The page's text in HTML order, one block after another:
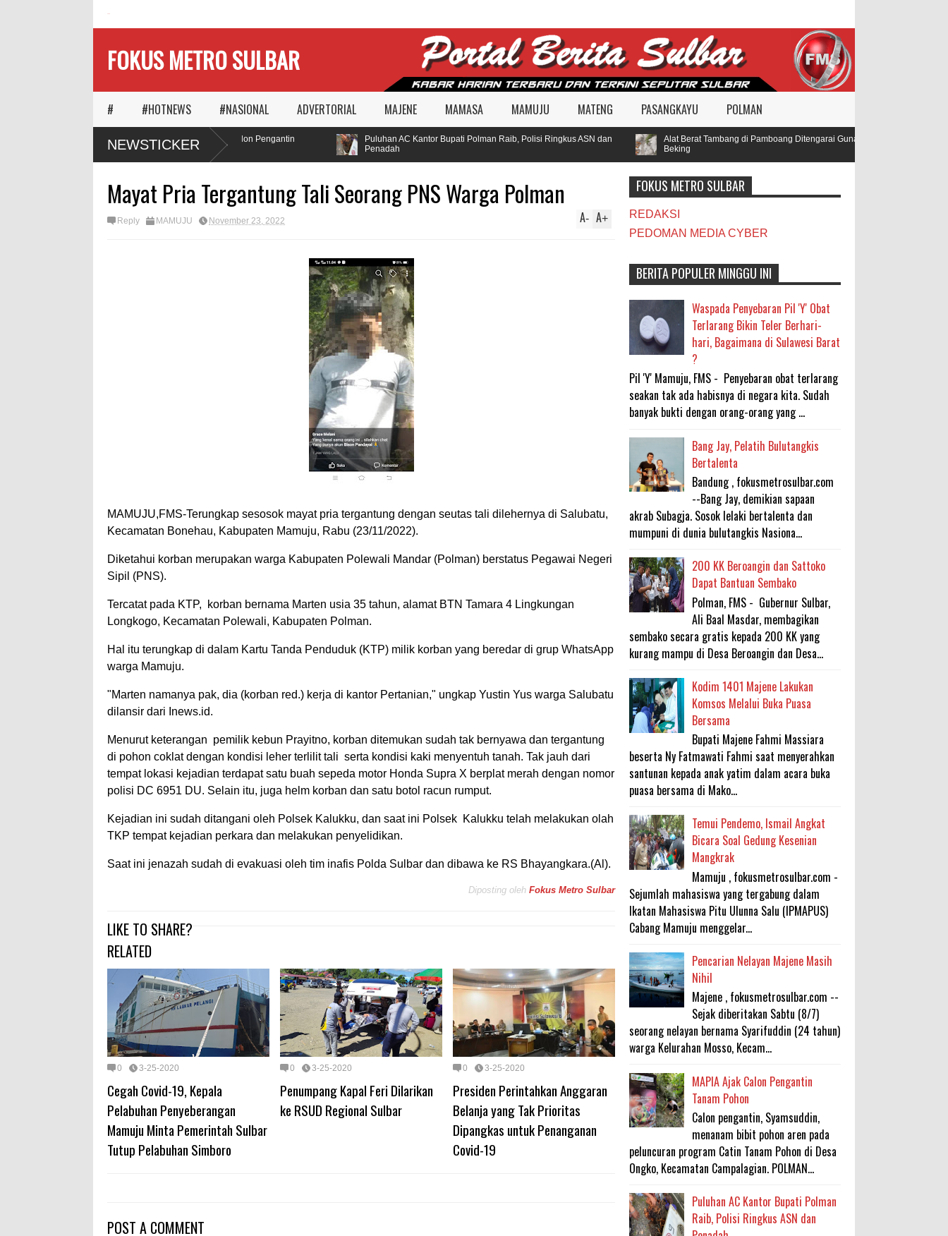
FOKUS METRO SULBAR
# #HOTNEWS #NASIONAL ADVERTORIAL MAJENE MAMASA MAMUJU MATENG PASANGKAYU POLMAN
NEWSTICKERMAPIA Ajak Calon Pengantin
Tanam Pohon
Puluhan AC Kantor Bupati Polman Raib, Polisi Ringkus ASN dan
Penadah
Alat Berat Tambang di Pamboang Ditengarai Gunakan BBM Subsidi,
Beking
Mayat Pria Tergantung Tali Seorang PNS Warga Polman
Reply MAMUJU November 23, 2022 A+
A-
MAMUJU,FMS-Terungkap sesosok mayat pria tergantung dengan seutas tali dilehernya di Salubatu,
Kecamatan Bonehau, Kabupaten Mamuju, Rabu (23/11/2022).
Diketahui korban merupakan warga Kabupaten Polewali Mandar (Polman) berstatus Pegawai Negeri
Sipil (PNS).
Tercatat pada KTP, korban bernama Marten usia 35 tahun, alamat BTN Tamara 4 Lingkungan
Longkogo, Kecamatan Polewali, Kabupaten Polman.
Hal itu terungkap di dalam Kartu Tanda Penduduk (KTP) milik korban yang beredar di grup WhatsApp
warga Mamuju.
"Marten namanya pak, dia (korban red.) kerja di kantor Pertanian," ungkap Yustin Yus warga Salubatu
dilansir dari Inews.id.
Menurut keterangan pemilik kebun Prayitno, korban ditemukan sudah tak bernyawa dan tergantung
di pohon coklat dengan kondisi leher terlilit tali serta kondisi kaki menyentuh tanah. Tak jauh dari
tempat lokasi kejadian terdapat satu buah sepeda motor Honda Supra X berplat merah dengan nomor
polisi DC 6951 DU. Selain itu, juga helm korban dan satu botol racun rumput.
Kejadian ini sudah ditangani oleh Polsek Kalukku, dan saat ini Polsek Kalukku telah melakukan olah
TKP tempat kejadian perkara dan melakukan penyelidikan.
Saat ini jenazah sudah di evakuasi oleh tim inafis Polda Sulbar dan dibawa ke RS Bhayangkara.(Al).
Diposting oleh Fokus Metro Sulbar
LIKE TO SHARE?
RELATED
0 3-25-2020
Cegah Covid-19, Kepala
Pelabuhan Penyeberangan
Mamuju Minta Pemerintah Sulbar
Tutup Pelabuhan Simboro
0 3-25-2020
Penumpang Kapal Feri Dilarikan
ke RSUD Regional Sulbar
0 3-25-2020
Presiden Perintahkan Anggaran
Belanja yang Tak Prioritas
Dipangkas untuk Penanganan
Covid-19
POST A COMMENT
FOKUS METRO SULBAR
REDAKSI
PEDOMAN MEDIA CYBER
BERITA POPULER MINGGU INI
Waspada Penyebaran Pil 'Y' Obat
Terlarang Bikin Teler Berhari-
hari, Bagaimana di Sulawesi Barat
?
Pil 'Y' Mamuju, FMS - Penyebaran obat terlarang
seakan tak ada habisnya di negara kita. Sudah
banyak bukti dengan orang-orang yang ...
Bang Jay, Pelatih Bulutangkis
Bertalenta
Bandung , fokusmetrosulbar.com
--Bang Jay, demikian sapaan
akrab Subagja. Sosok lelaki bertalenta dan
mumpuni di dunia bulutangkis Nasiona...
200 KK Beroangin dan Sattoko
Dapat Bantuan Sembako
Polman, FMS - Gubernur Sulbar,
Ali Baal Masdar, membagikan
sembako secara gratis kepada 200 KK yang
kurang mampu di Desa Beroangin dan Desa...
Kodim 1401 Majene Lakukan
Komsos Melalui Buka Puasa
Bersama
Bupati Majene Fahmi Massiara
beserta Ny Fatmawati Fahmi saat menyerahkan
santunan kepada anak yatim dalam acara buka
puasa bersama di Mako...
Temui Pendemo, Ismail Angkat
Bicara Soal Gedung Kesenian
Mangkrak
Mamuju , fokusmetrosulbar.com -
Sejumlah mahasiswa yang tergabung dalam
Ikatan Mahasiswa Pitu Ulunna Salu (IPMAPUS)
Cabang Mamuju menggelar...
Pencarian Nelayan Majene Masih
Nihil
Majene , fokusmetrosulbar.com --
Sejak diberitakan Sabtu (8/7)
seorang nelayan bernama Syarifuddin (24 tahun)
warga Kelurahan Mosso, Kecam...
MAPIA Ajak Calon Pengantin
Tanam Pohon
Calon pengantin, Syamsuddin,
menanam bibit pohon aren pada
peluncuran program Catin Tanam Pohon di Desa
Ongko, Kecamatan Campalagian. POLMAN...
Puluhan AC Kantor Bupati Polman
Raib, Polisi Ringkus ASN dan